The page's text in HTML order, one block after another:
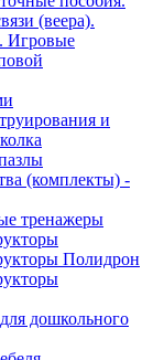
(веера).
Игровые
и
(комплекты) -
тренажеры
Полидрон
дошкольного